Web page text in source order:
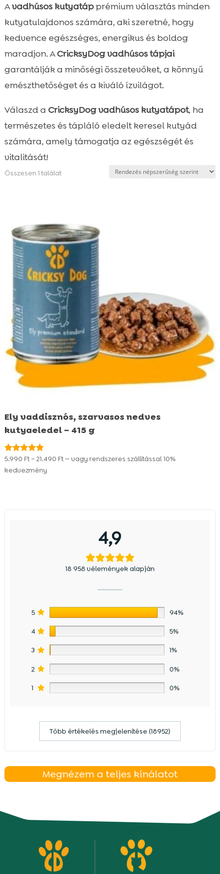
Avadhúsos kutyatápprémium választás minden
kutyatulajdonos számára, aki szeretné, hogy
kedvence egészséges, energikus és boldog
maradjon. ACricksyDog vadhúsos tápjai
garantálják a minőségi összetevőket, a könnyű
emészthetőséget és a kiváló ízvilágot.
Válaszd a CricksyDog vadhúsos kutyatápot, ha
természetes és tápláló eledelt keresel kutyád
számára, amely támogatja az egészségét és
vitalitását!
Összesen 1 találat
Ely vaddisznós, szarvasos nedves
kutyaeledel – 415 g
Értékelés:
4.96
/ 5
5.990 Ft – 21.490 FtÁrtartomány:
— vagy rendszeres szállítással 10%
kedvezmény
4,9
18 958 vélemények alapján
5 94%
4 5%
3 1%
2 0%
1 0%
Több értékelés megjelenítése (18952)
Megnézem a teljes kínálatot